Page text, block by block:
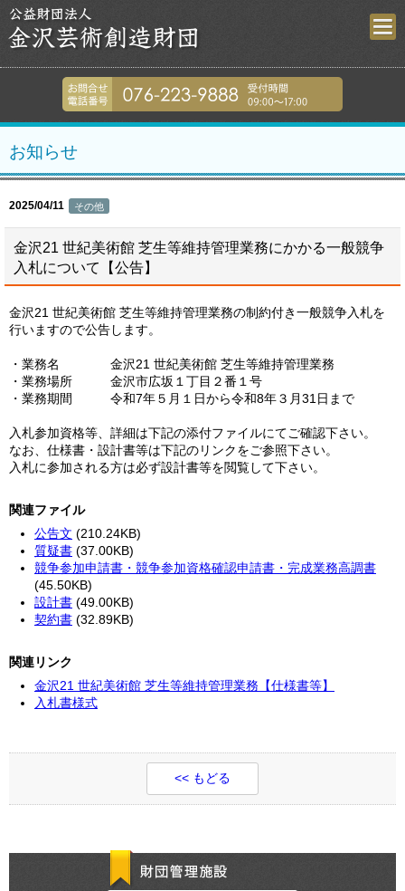
金沢芸術創造財
お知らせ
2025/04/11 その他
金沢21 世紀美術館 芝生等維持管理業務にかかる一般競争
入札について【公告】
金沢21 世紀美術館 芝生等維持管理業務の制約付き一般競争入札を
行いますので公告します。
・業務名 金沢21 世紀美術館 芝生等維持管理業務
・業務場所 金沢市広坂１丁目２番１号
・業務期間 令和7年５月１日から令和8年３月31日まで
入札参加資格等、詳細は下記の添付ファイルにてご確認下さい。
なお、仕様書・設計書等は下記のリンクをご参照下さい。
入札に参加される方は必ず設計書等を閲覧して下さい。
関連ファイル
公告文 (210.24KB)
質疑書 (37.00KB)
競争参加申請書・競争参加資格確認申請書・完成業務高調書
(45.50KB)
設計書 (49.00KB)
契約書 (32.89KB)
関連リンク
金沢21 世紀美術館 芝生等維持管理業務【仕様書等】
入札書様式
<< もどる